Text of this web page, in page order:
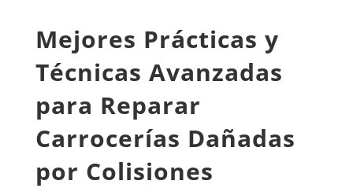
Mejores Prácticas y
Técnicas Avanzadas
para Reparar
Carrocerías Dañadas
por Colisiones